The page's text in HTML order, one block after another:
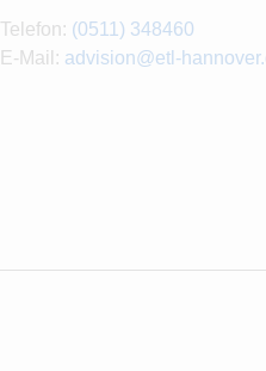
Telefon: (0511) 348460
E-Mail: advision@etl-